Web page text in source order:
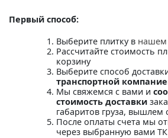
Первый способ:
Выберите плитку в нашем
Рассчитайте стоимость
корзину
Выберите способ
транспортной
Мы свяжемся с вами и
стоимость доставки
габаритов груза, вышлем
После оплаты счета мы
через выбранную вами ТК